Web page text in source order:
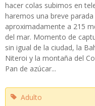
hacer colas subimos en
haremos una breve
aproximadamente a 215
del mar. Momento de
sin igual de la ciudad, la
Niteroi y la montaña del
Pan de azúcar...
Adulto